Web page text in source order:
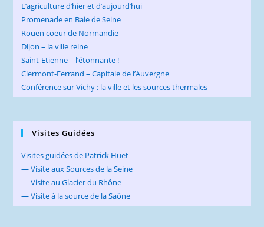
L’agriculture d’hier et d’aujourd’hui
Promenade en Baie de Seine
Rouen coeur de Normandie
Dijon – la ville reine
Saint-Etienne – l’étonnante !
Clermont-Ferrand – Capitale de l’Auvergne
Conférence sur Vichy : la ville et les sources thermales
Visites Guidées
Visites guidées de Patrick Huet
— Visite aux Sources de la Seine
— Visite au Glacier du Rhône
— Visite à la source de la Saône